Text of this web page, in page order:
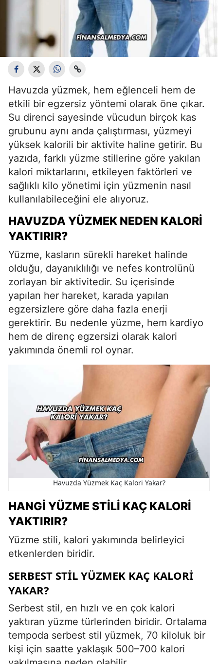
Havuzda yüzmek, hem eğlenceli hem de
etkili bir egzersiz yöntemi olarak öne çıkar.
Su direnci sayesinde vücudun birçok kas
grubunu aynı anda çalıştırması, yüzmeyi
yüksek kalorili bir aktivite haline getirir. Bu
yazıda, farklı yüzme stillerine göre yakılan
kalori miktarlarını, etkileyen faktörleri ve
sağlıklı kilo yönetimi için yüzmenin nasıl
kullanılabileceğini ele alıyoruz.
HAVUZDA YÜZMEK NEDEN KALORI
YAKTIRIR?
Yüzme, kasların sürekli hareket halinde
olduğu, dayanıklılığı ve nefes kontrolünü
zorlayan bir aktivitedir. Su içerisinde
yapılan her hareket, karada yapılan
egzersizlere göre daha fazla enerji
gerektirir. Bu nedenle yüzme, hem kardiyo
hem de direnç egzersizi olarak kalori
yakımında önemli rol oynar.
Havuzda Yüzmek Kaç Kalori Yakar?
HANGI YÜZME STILI KAÇ KALORI
YAKTIRIR?
Yüzme stili, kalori yakımında belirleyici
etkenlerden biridir.
SERBEST STIL YÜZMEK KAÇ KALORI
YAKAR?
Serbest stil, en hızlı ve en çok kalori
yaktıran yüzme türlerinden biridir. Ortalama
tempoda serbest stil yüzmek, 70 kiloluk bir
kişi için saatte yaklaşık 500–700 kalori